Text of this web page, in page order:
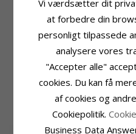
Øreringe: Ørestikker
Ædelmetal: 14 Karat Guld
Overflade:Blank
5,7 mm
MEST
Vi værdsætter dit
at forbedre din
personligt tilpassede
analysere vores
"Accepter alle"
cookies. Du kan få
af cookies og
Cookiepolitik.
Business Data